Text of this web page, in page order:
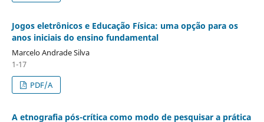
Jogos eletrônicos e Educação Física: uma opção para os
anos iniciais do ensino fundamental
Marcelo Andrade Silva
1-17
PDF/A
A etnografia pós-crítica como modo de pesquisar a prática